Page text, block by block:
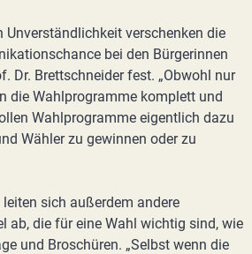
Unverständlichkeit verschenken die
bei den Bürgerinnen
Dr. Brettschneider fest. „Obwohl nur
die Wahlprogramme komplett und
Wahlprogramme eigentlich dazu
Wähler zu gewinnen oder zu
sich außerdem andere
ab, die für eine Wahl wichtig sind, wie
und Broschüren. „Selbst wenn die